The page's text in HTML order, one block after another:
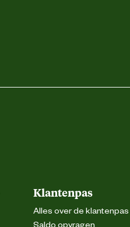
Klantenpas
Alles over de klantenpas
Saldo opvragen